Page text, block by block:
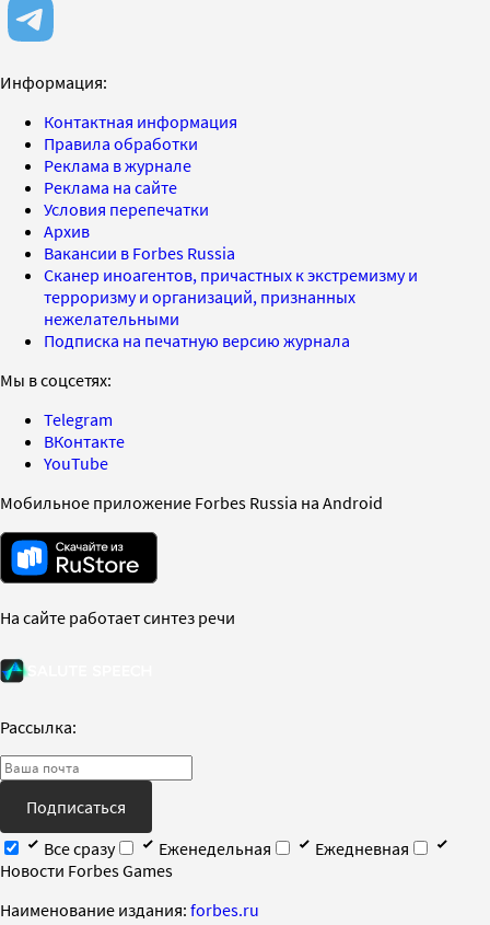
Информация:
Контактная информация
Правила обработки
Реклама в журнале
Реклама на сайте
Условия перепечатки
Архив
Вакансии в Forbes Russia
Сканер иноагентов, причастных к экстремизму и
терроризму и организаций, признанных
нежелательными
Подписка на печатную версию журнала
Мы в соцсетях:
Telegram
ВКонтакте
YouTube
Мобильное приложение Forbes Russia на Android
На сайте работает синтез речи
Рассылка:
Подписаться
Все сразу
Еженедельная
Ежедневная
Новости Forbes Games
Наименование издания: forbes.ru